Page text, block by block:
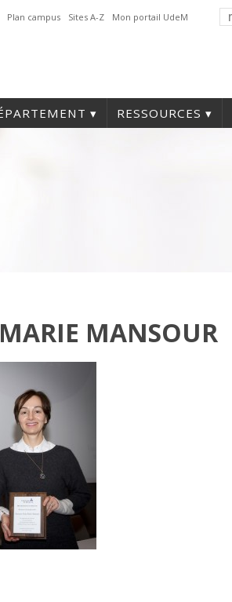
Plan campus Sites A-Z Mon portail UdeM
RESSOURCES
MANSOUR